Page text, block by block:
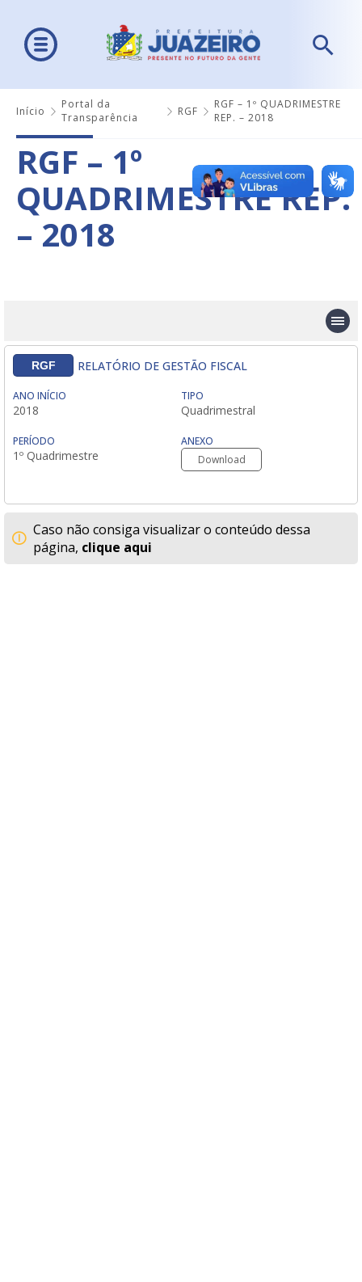
Início
Portal da
Transparência
RGF
RGF – 1º QUADRIMESTRE
REP. – 2018
RGF – 1º
QUADRIMESTRE REP.
– 2018
RGF RELATÓRIO DE GESTÃO FISCAL
ANO INÍCIO
2018
TIPO
Quadrimestral
PERÍODO
1º Quadrimestre
ANEXO
Download
Caso não consiga visualizar o conteúdo dessa
página, clique aqui